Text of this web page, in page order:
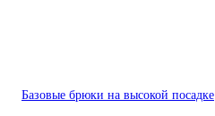
Базовые брюки на высокой посадке